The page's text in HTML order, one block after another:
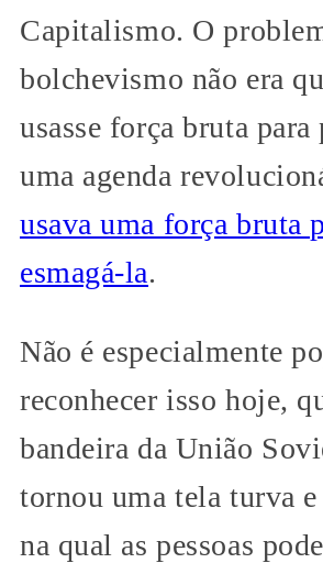
Capitalismo. O
bolchevismo não era
usasse força bruta
uma agenda
usava uma força bruta
esmagá-la.
Não é especialmente
reconhecer isso hoje,
bandeira da União
tornou uma tela turva
na qual as pessoas